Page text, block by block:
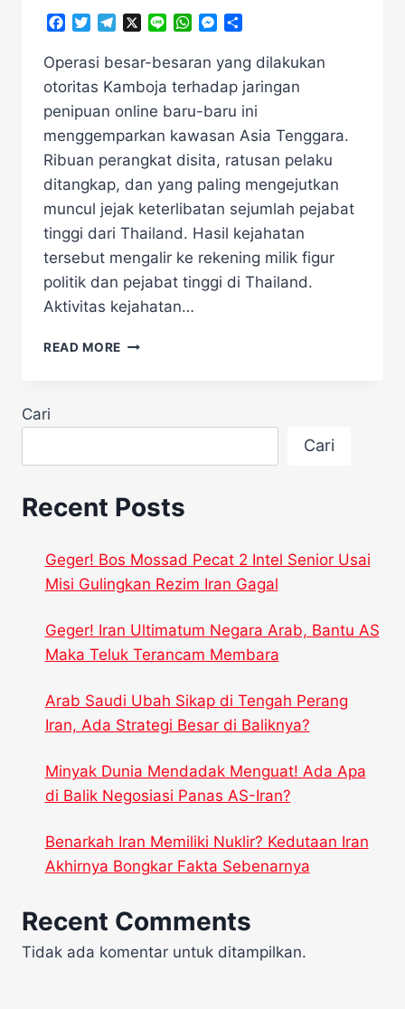
Facebook
TwitterTelegramLine WhatsAppMessenger
Operasi besar-besaran yang dilakukan
otoritas Kamboja terhadap jaringan
penipuan online baru-baru ini
menggemparkan kawasan Asia Tenggara.
Ribuan perangkat disita, ratusan pelaku
ditangkap, dan yang paling mengejutkan
muncul jejak keterlibatan sejumlah pejabat
tinggi dari Thailand. Hasil kejahatan
tersebut mengalir ke rekening milik figur
politik dan pejabat tinggi di Thailand.
Aktivitas kejahatan…
READ MORE OPERASI
TINGGI
THAILAND
Cari
Cari
Recent Posts
Geger! Bos Mossad Pecat 2 Intel Senior Usai
Misi Gulingkan Rezim Iran Gagal
Geger! Iran Ultimatum Negara Arab, Bantu AS
Maka Teluk Terancam Membara
Arab Saudi Ubah Sikap di Tengah Perang
Iran, Ada Strategi Besar di Baliknya?
Minyak Dunia Mendadak Menguat! Ada Apa
di Balik Negosiasi Panas AS-Iran?
Benarkah Iran Memiliki Nuklir? Kedutaan Iran
Akhirnya Bongkar Fakta Sebenarnya
Recent Comments
Tidak ada komentar untuk ditampilkan.